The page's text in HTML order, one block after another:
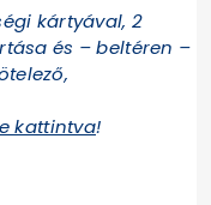
kártyával, 2
és – beltéren –
kattintva!